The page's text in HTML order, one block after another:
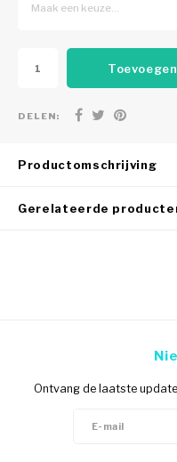
Maak een keuze...
DELEN:
Productomschrijving
Gerelateerde
Ontvang de laatste